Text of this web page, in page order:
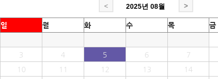
< 2025년 08월 >
일 월 화 수 목 금
3 4 5 6
7
10
11 12 13
14